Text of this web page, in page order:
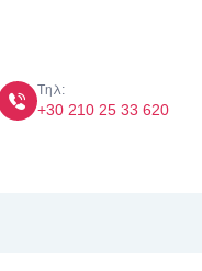
Τηλ:
+30 210 25 33 620